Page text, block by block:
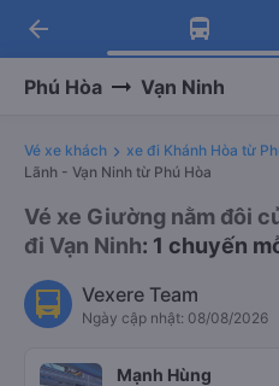
Tải app
Nhận ưu đãi
Tải app Vexere
-30k/ghế khi đặt
arrow_back
Phú Hòa Vạn Ninh
Vé xe khách xe đi Khánh Hòa từ
Lãnh - Vạn Ninh từ Phú Hòa
Vé xe Giường nằm đôi
đi Vạn Ninh: 1 chuyến
Vexere Team
Ngày cập nhật: 08/08/2026
Mạnh Hùng